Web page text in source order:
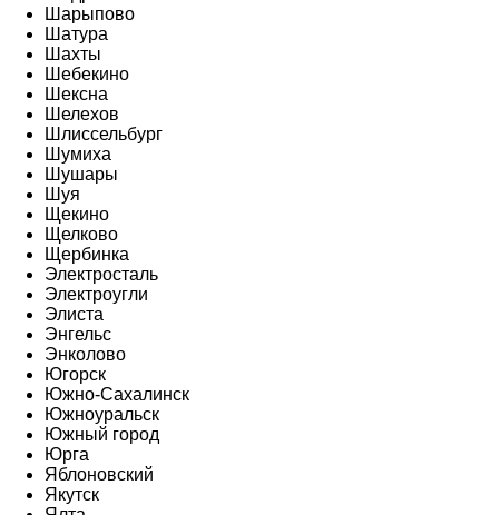
Шарыпово
Шатура
Шахты
Шебекино
Шексна
Шелехов
Шлиссельбург
Шумиха
Шушары
Шуя
Щекино
Щелково
Щербинка
Электросталь
Электроугли
Элиста
Энгельс
Энколово
Югорск
Южно-Сахалинск
Южноуральск
Южный город
Юрга
Яблоновский
Якутск